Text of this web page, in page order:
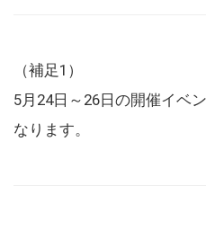
（補足1）
5月24日～26日の開催イベ
なります。